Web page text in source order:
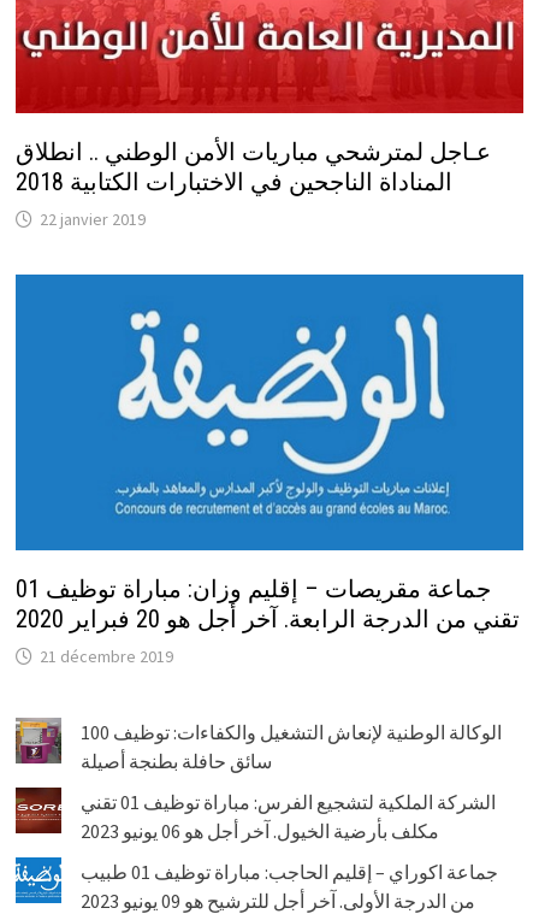
عـاجل لمترشحي مباريات الأمن الوطني .. انطلاق
المناداة الناجحين في الاختبارات الكتابية 2018
22 janvier 2019
جماعة مقريصات – إقليم وزان: مباراة توظيف 01
تقني من الدرجة الرابعة. آخر أجل هو 20 فبراير 2020
21 décembre 2019
الوكالة الوطنية لإنعاش التشغيل والكفاءات: توظيف 100
سائق حافلة بطنجة أصيلة
الشركة الملكية لتشجيع الفرس: مباراة توظيف 01 تقني
مكلف بأرضية الخيول. آخر أجل هو 06 يونيو 2023
جماعة اكوراي – إقليم الحاجب: مباراة توظيف 01 طبيب
من الدرجة الأولى. آخر أجل للترشيح هو 09 يونيو 2023